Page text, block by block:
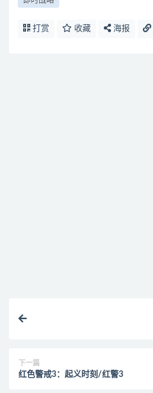
打赏 收藏 海报
下一篇
红色警戒3：起义时刻/红警3